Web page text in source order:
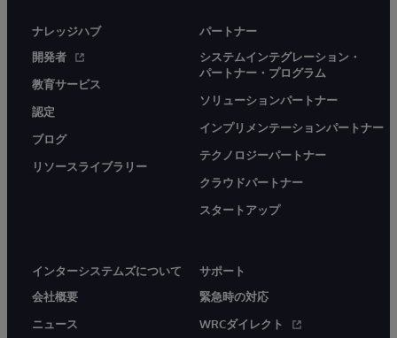
ナレッジハブ
開発者
教育サービス
認定
ブログ
リソースライブラリー
パートナー
システムインテグレーション・
パートナー・プログラム
ソリューションパートナー
インプリメンテーションパートナー
テクノロジーパートナー
クラウドパートナー
スタートアップ
インターシステムズについて
会社概要
ニュース
サポート
緊急時の対応
WRCダイレクト